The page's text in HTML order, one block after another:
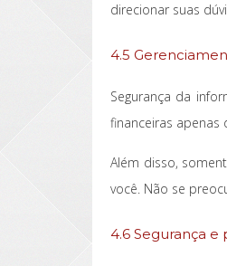
direcionar suas
4.5
Segurança da
financeiras
Além disso,
você. Não se
4.6 Segurança e